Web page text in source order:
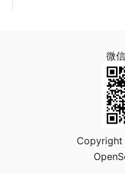
微
Copyright